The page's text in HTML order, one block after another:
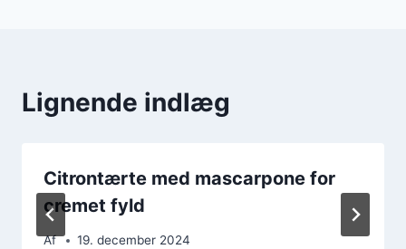
Lignende indlæg
Citrontærte med mascarpone for
cremet fyld
Af 19. december 2024